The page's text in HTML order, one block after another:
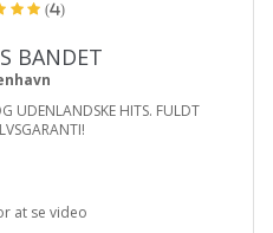
(4)
BANDET
UDENLANDSKE HITS. FULDT
at se video